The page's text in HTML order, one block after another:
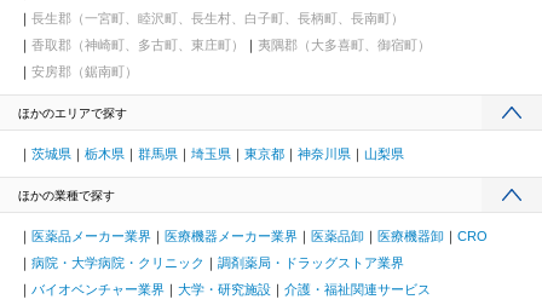
長生郡（一宮町、睦沢町、長生村、白子町、長柄町、長南町）
香取郡（神崎町、多古町、東庄町）
夷隅郡（大多喜町、御宿町）
安房郡（鋸南町）
ほかのエリアで探す
茨城県 栃木県 群馬県 埼玉県 東京都 神奈川県 山梨県
ほかの業種で探す
医薬品メーカー業界 医療機器メーカー業界 医薬品卸 医療機器卸
CRO
病院・大学病院・クリニック
調剤薬局・ドラッグストア業界
バイオベンチャー業界
大学・研究施設
介護・福祉関連サービス